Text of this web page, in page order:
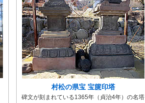
村松の県宝 宝篋印塔
碑文が刻まれている1365年（貞治4年）の名塔